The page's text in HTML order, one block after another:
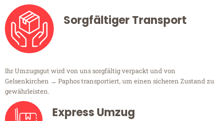
Sorgfältiger Transport
Ihr Umzugsgut wird von uns sorgfältig verpackt und von
Gelsenkirchen → Paphos transportiert, um einen sicheren Zustand zu
gewährleisten.
Express Umzug